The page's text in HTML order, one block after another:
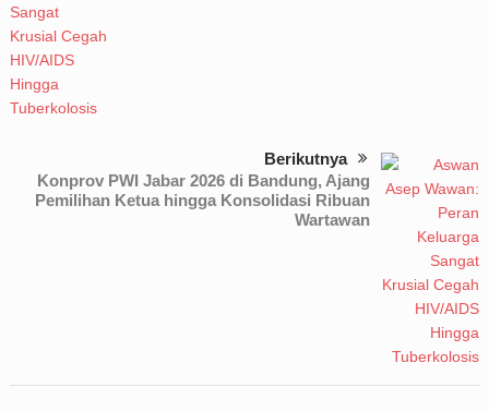
Berikutnya
Konprov PWI Jabar 2026 di Bandung, Ajang
Pemilihan Ketua hingga Konsolidasi Ribuan
Wartawan